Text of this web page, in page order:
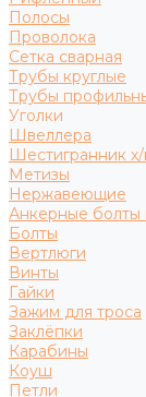
Полосы
Проволока
Сетка сварная
Трубы круглые
Трубы
Уголки
Швеллера
Шестигранник
Метизы
Нержавеющие
Анкерные болты
Болты
Вертлюги
Винты
Гайки
Зажим для троса
Заклёпки
Карабины
Коуш
Петли